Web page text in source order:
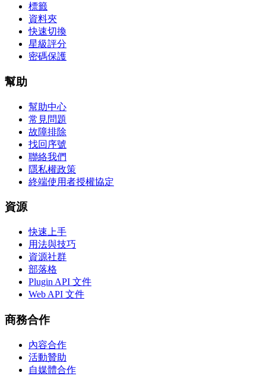
標籤
資料夾
快速切換
星級評分
密碼保護
幫助
幫助中心
常見問題
故障排除
找回序號
聯絡我們
隱私權政策
終端使用者授權協定
資源
快速上手
用法與技巧
資源社群
部落格
Plugin API 文件
Web API 文件
商務合作
內容合作
活動贊助
自媒體合作